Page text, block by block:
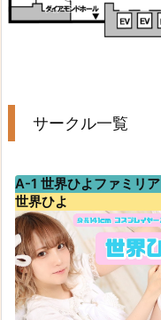
サークル一覧
A-1 世界ひよファミリア
世界ひよ